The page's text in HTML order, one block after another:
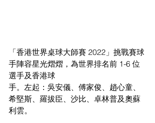
「香港世界桌球大師賽 2022」挑戰賽球
手陣容星光熠熠，為世界排名前 1-6 位
選手及香港球
手。左起：吳安儀、傅家俊、趙心童、
希堅斯、羅拔臣、沙比、卓林普及奧蘇
利雲。